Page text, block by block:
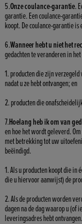
5.Onze coulance-garantie.
garantie. Een coulance-
koopt. De coulance-garantie
6.Wanneer hebt u niet het
gedachten te veranderen in
1. producten die zijn
nadat u ze hebt ontvangen; en
2. producten die
7.Hoelang heb ik om van
en hoe het wordt geleverd.
met betrekking tot uw
beëindigd.
1. Als u producten koopt die in
die u hiervoor aanwijst) de
2. Als de producten worden
dagen na de dag waarop u (of
leveringsadres hebt ontvangen.